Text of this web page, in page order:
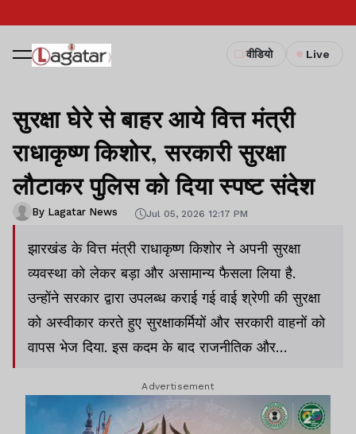
वीडियो Live
सुरक्षा घेरे से बाहर आये वित्त मंत्री
राधाकृष्ण किशोर, सरकारी सुरक्षा
लौटाकर पुलिस को दिया स्पष्ट संदेश
By Lagatar News Jul 05, 2026 12:17 PM
झारखंड के वित्त मंत्री राधाकृष्ण किशोर ने अपनी सुरक्षा
व्यवस्था को लेकर बड़ा और असामान्य फैसला लिया है.
उन्होंने सरकार द्वारा उपलब्ध कराई गई वाई श्रेणी की सुरक्षा
को अस्वीकार करते हुए सुरक्षाकर्मियों और सरकारी वाहनों को
वापस भेज दिया. इस कदम के बाद राजनीतिक और
Advertisement